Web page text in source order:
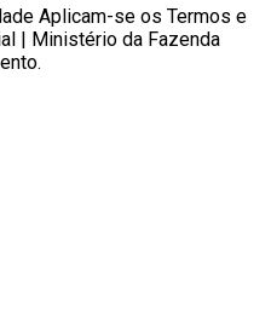
Aplicam-se os Termos e
| Ministério da Fazenda